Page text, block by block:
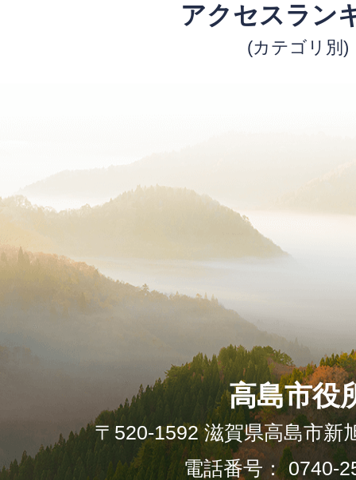
アクセスラン
(カテゴリ別)
高島市役
〒520-1592 滋賀県高島市新
電話番号： 0740-